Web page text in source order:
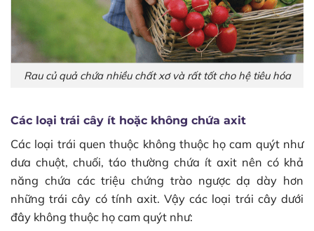
Rau củ quả chứa nhiều chất xơ và rất tốt cho hệ tiêu hóa
Các loại trái cây ít hoặc không chứa axit
Các loại trái quen thuộc không thuộc họ cam quýt như
dưa chuột, chuối, táo thường chứa ít axit nên có khả
năng chứa các triệu chứng trào ngược dạ dày hơn
những trái cây có tính axit. Vậy các loại trái cây dưới
đây không thuộc họ cam quýt như: